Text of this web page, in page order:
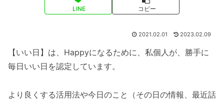
LINE コピー
2021.02.01 2023.02.09
【いい日】は、Happyになるために、私個人が、勝手に
毎日いい日を認定しています。
より良くする活用法や今日のこと（その日の情報、最近話